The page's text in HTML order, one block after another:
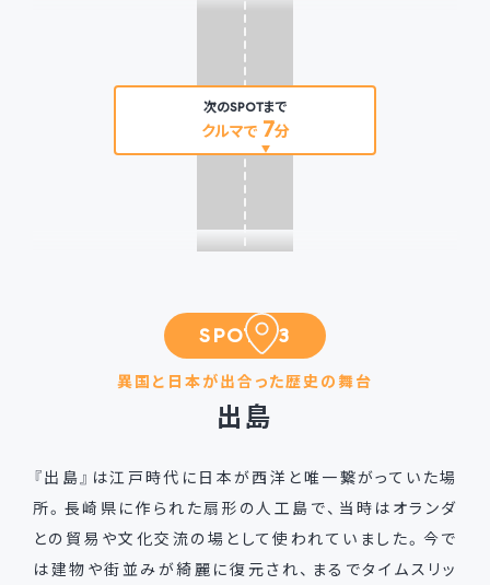
次のSPOTまで
クルマで 7分
SPOT 03
異国と日本が出合った歴史の舞台
出島
『出島』は江戸時代に日本が西洋と唯一繋がっていた場
所。長崎県に作られた扇形の人工島で、当時はオランダ
との貿易や文化交流の場として使われていました。今で
は建物や街並みが綺麗に復元され、まるでタイムスリッ